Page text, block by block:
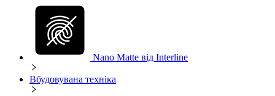
Nano Matte від Interline
Вбудовувана техніка